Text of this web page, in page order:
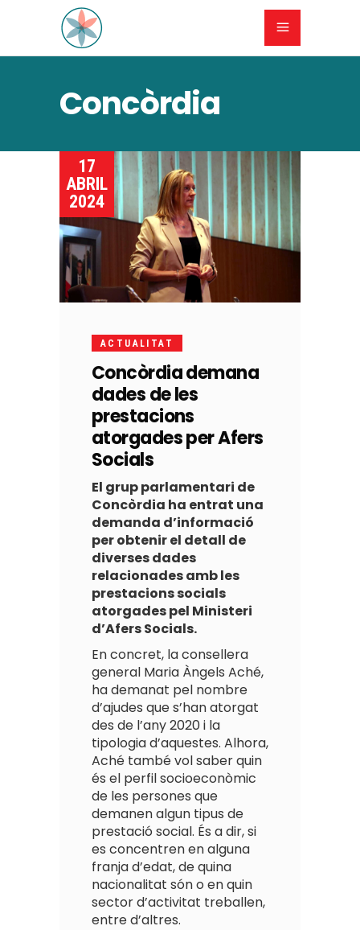
Concòrdia
17
ABRIL
2024
ACTUALITAT
Concòrdia demana
dades de les
prestacions
atorgades per Afers
Socials
El grup parlamentari de
Concòrdia ha entrat una
demanda d’informació
per obtenir el detall de
diverses dades
relacionades amb les
prestacions socials
atorgades pel Ministeri
d’Afers Socials.
En concret, la consellera
general Maria Àngels Aché,
ha demanat pel nombre
d’ajudes que s’han atorgat
des de l’any 2020 i la
tipologia d’aquestes. Alhora,
Aché també vol saber quin
és el perfil socioeconòmic
de les persones que
demanen algun tipus de
prestació social. És a dir, si
es concentren en alguna
franja d’edat, de quina
nacionalitat són o en quin
sector d’activitat treballen,
entre d’altres.